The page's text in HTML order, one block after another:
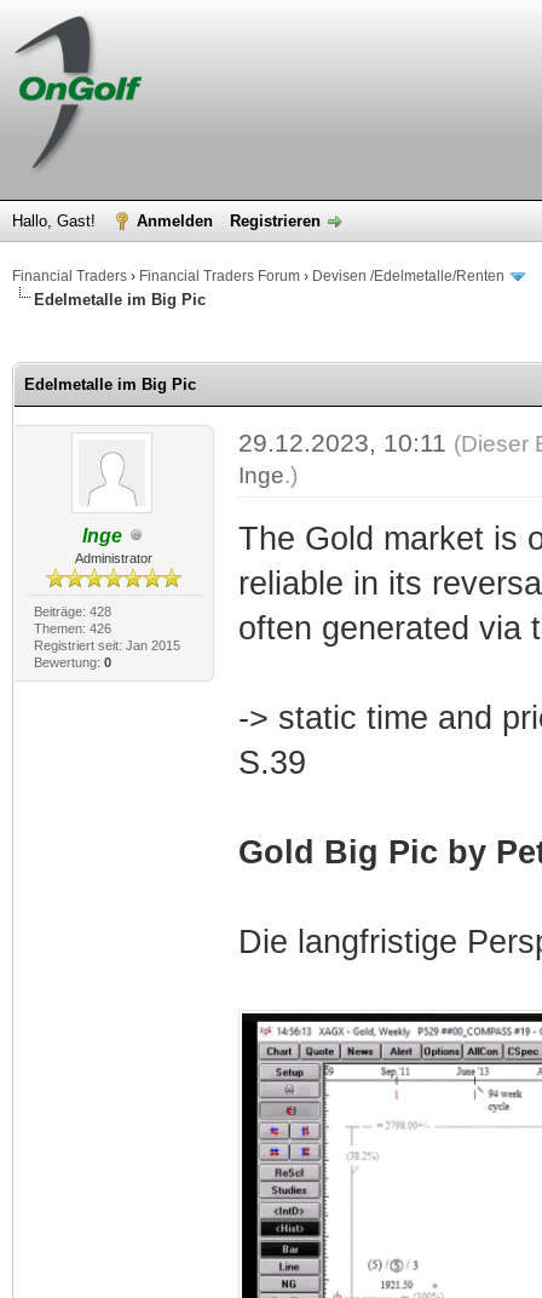
Hallo, Gast! Anmelden Registrieren
Financial Traders › Financial Traders Forum › Devisen /Edelmetalle/Renten
Edelmetalle im Big Pic
Edelmetalle im Big Pic
Inge
Administrator
Beiträge: 428
Themen: 426
Registriert seit: Jan 2015
Bewertung: 0
29.12.2023, 10:11 (Dieser
Inge.)
The Gold market is
reliable in its
often generated via
-> static time and
S.39
Gold Big Pic by
Die langfristige